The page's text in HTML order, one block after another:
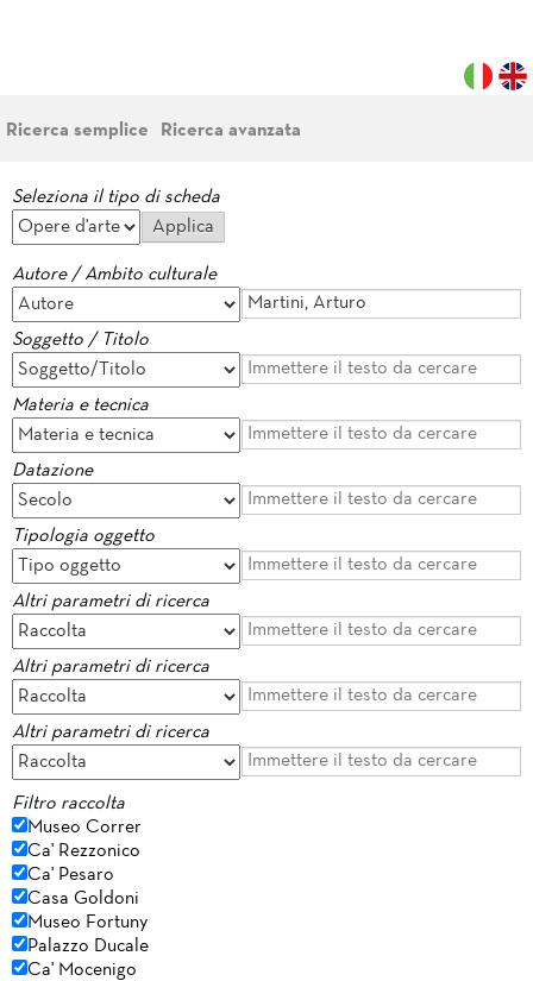
Ricerca semplice Ricerca avanzata
Seleziona il tipo di scheda
Autore / Ambito culturale
Soggetto / Titolo
Materia e tecnica
Datazione
Tipologia oggetto
Altri parametri di ricerca
Altri parametri di ricerca
Altri parametri di ricerca
Filtro raccolta
Museo Correr
Ca' Rezzonico
Ca' Pesaro
Casa Goldoni
Museo Fortuny
Palazzo Ducale
Ca' Mocenigo